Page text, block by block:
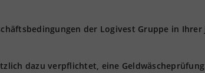
der Logivest Gruppe in Ihrer
dazu verpflichtet, eine